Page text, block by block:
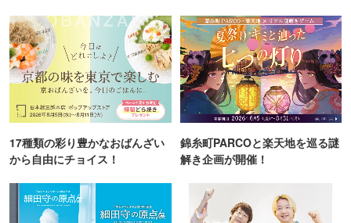
17種類の彩り豊かなおばんざい
から自由にチョイス！
錦糸町PARCOと楽天地を巡る謎
解き企画が開催！